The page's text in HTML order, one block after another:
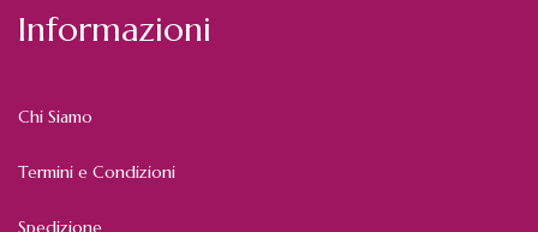
Informazioni
Chi Siamo
Termini e Condizioni
Spedizione